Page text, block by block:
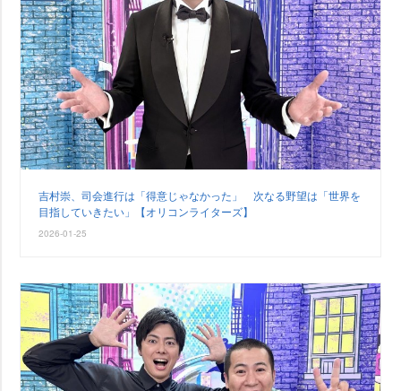
吉村崇、司会進行は「得意じゃなかった」 次なる野望は「世界を
目指していきたい」【オリコンライターズ】
2026-01-25